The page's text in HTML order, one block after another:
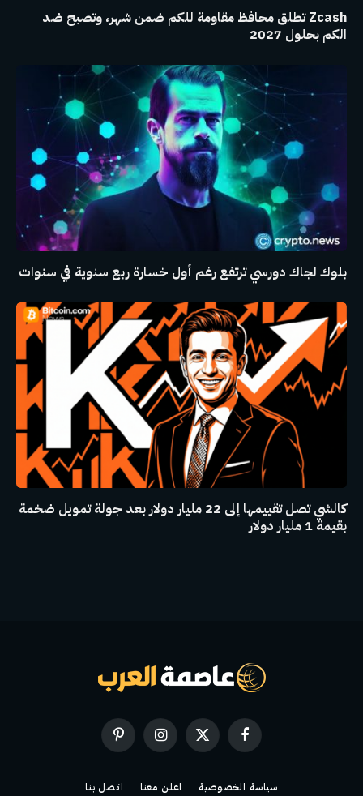
Zcash تطلق محافظ مقاومة للكم ضمن شهر، وتصبح ضد
الكم بحلول 2027
بلوك لجاك دورسي ترتفع رغم أول خسارة ربع سنوية في سنوات
كالشي تصل تقييمها إلى 22 مليار دولار بعد جولة تمويل ضخمة
بقيمة 1 مليار دولار
فيسبوك
X
(Twitter)
الانستغرامبينتيريست
سياسة الخصوصية اعلن معنا اتصل بنا